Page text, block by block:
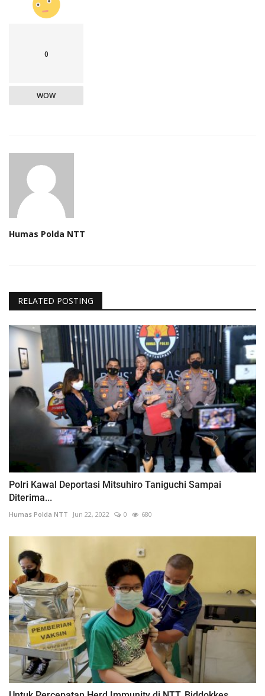
0
WOW
Humas Polda NTT
RELATED POSTING
Polri Kawal Deportasi Mitsuhiro Taniguchi Sampai
Diterima...
Humas Polda NTT Jun 22, 2022 0 680